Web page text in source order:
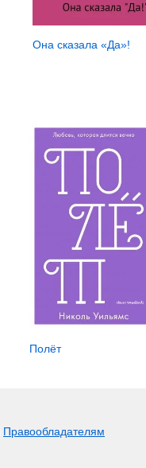
Она сказала «Да»!
Полёт
Правообладателям